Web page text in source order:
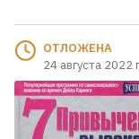
ОТЛОЖЕНА
24 августа 2022